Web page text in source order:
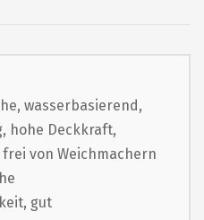
wasserbasierend,
hohe Deckkraft,
von Weichmachern
gut